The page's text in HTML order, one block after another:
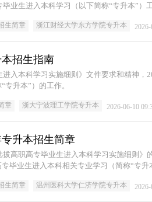
业生进入本科学习（以下简称“专升本”）工
生简章 浙江财经大学东方学院专升本
招生指南
入本科学习实施细则》文件要求和精神，
升本”）的工作。
章 浙大宁波理工学院专升本 2026-06-10
升本招生简章
高职高专毕业生进入本科学习实施细则》
毕业生进入本科相关专业学习（简称“专升
生简章 温州医科大学仁济学院专升本